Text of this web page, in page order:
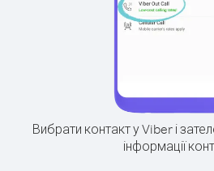
Вибрати контакт у Viber і
інформації